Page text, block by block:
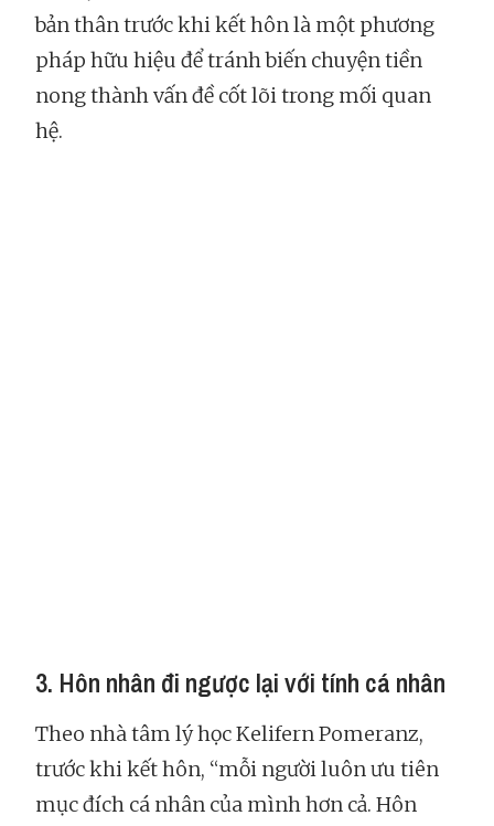
bản thân trước khi kết hôn là một phương
pháp hữu hiệu để tránh biến chuyện tiền
nong thành vấn đề cốt lõi trong mối quan
hệ.
3. Hôn nhân đi ngược lại với tính cá nhân
Theo nhà tâm lý học Kelifern Pomeranz,
trước khi kết hôn, “mỗi người luôn ưu tiên
mục đích cá nhân của mình hơn cả. Hôn